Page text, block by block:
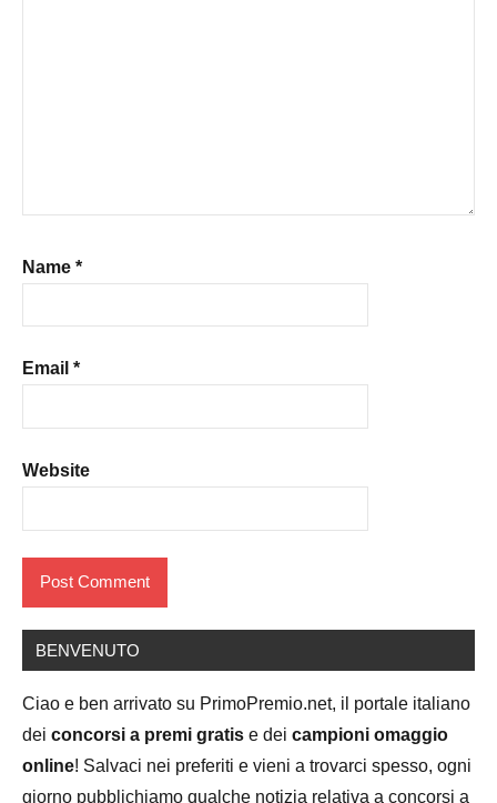
Name *
Email *
Website
BENVENUTO
Ciao e ben arrivato su PrimoPremio.net, il portale italiano
dei concorsi a premi gratis e dei campioni omaggio
online! Salvaci nei preferiti e vieni a trovarci spesso, ogni
giorno pubblichiamo qualche notizia relativa a concorsi a